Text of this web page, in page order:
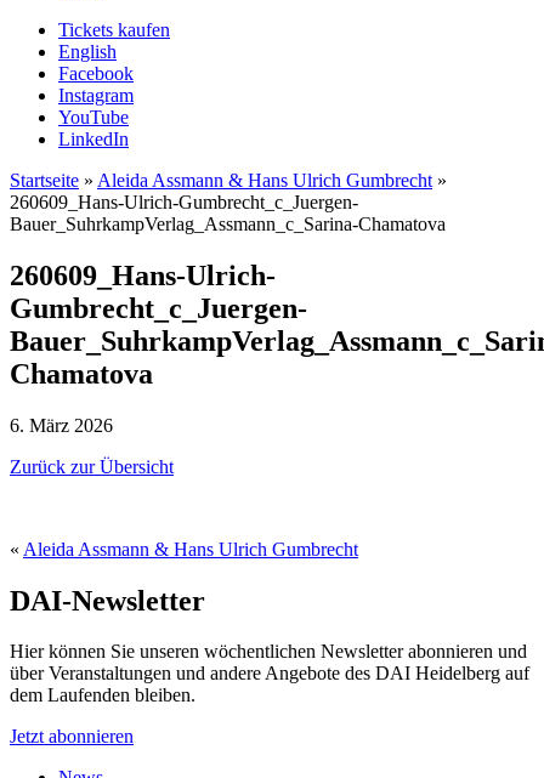
Tickets kaufen
English
Facebook
Instagram
YouTube
LinkedIn
Startseite » Aleida Assmann & Hans Ulrich Gumbrecht »
260609_Hans-Ulrich-Gumbrecht_c_Juergen-
Bauer_SuhrkampVerlag_Assmann_c_Sarina-Chamatova
260609_Hans-Ulrich-
Gumbrecht_c_Juergen-
Chamatova
6. März 2026
Zurück zur Übersicht
« Aleida Assmann & Hans Ulrich Gumbrecht
DAI-Newsletter
Hier können Sie unseren wöchentlichen Newsletter abonnieren und
über Veranstaltungen und andere Angebote des DAI Heidelberg auf
dem Laufenden bleiben.
Jetzt abonnieren